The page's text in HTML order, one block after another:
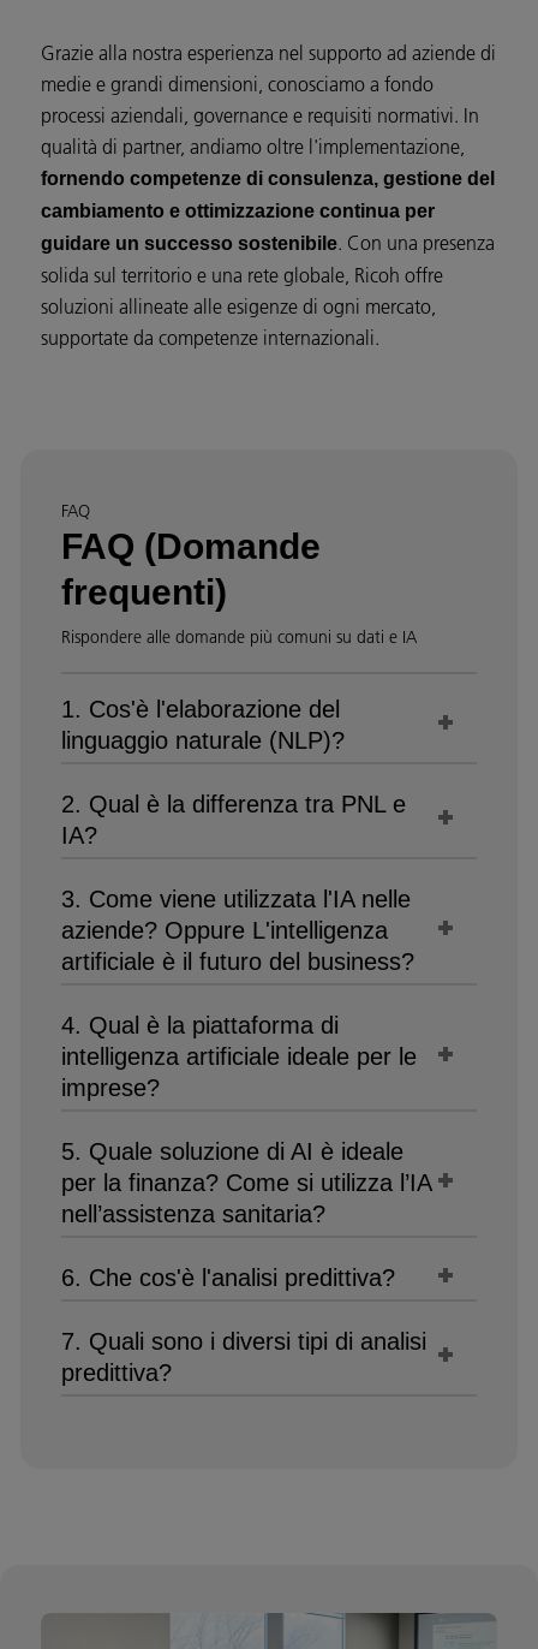
Grazie alla nostra esperienza nel supporto ad aziende di
medie e grandi dimensioni, conosciamo a fondo
processi aziendali, governance e requisiti normativi. In
qualità di partner, andiamo oltre l'implementazione,
fornendo competenze di consulenza, gestione del
cambiamento e ottimizzazione continua per
guidare un successo sostenibile. Con una presenza
solida sul territorio e una rete globale, Ricoh offre
soluzioni allineate alle esigenze di ogni mercato,
supportate da competenze internazionali.
FAQ
FAQ (Domande
frequenti)
Rispondere alle domande più comuni su dati e IA
1. Cos'è l'elaborazione del
linguaggio naturale (NLP)?
2. Qual è la differenza tra PNL e
IA?
3. Come viene utilizzata l'IA nelle
aziende? Oppure L'intelligenza
artificiale è il futuro del business?
4. Qual è la piattaforma di
intelligenza artificiale ideale per le
imprese?
5. Quale soluzione di AI è ideale
per la finanza? Come si utilizza l’IA
nell’assistenza sanitaria?
6. Che cos'è l'analisi predittiva?
7. Quali sono i diversi tipi di analisi
predittiva?